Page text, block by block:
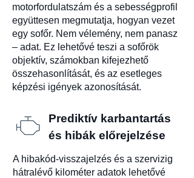
motorfordulatszám és a sebességprofil
együttesen megmutatja, hogyan vezet
egy sofőr. Nem vélemény, nem panasz
– adat. Ez lehetővé teszi a sofőrök
objektív, számokban kifejezhető
összehasonlítását, és az esetleges
képzési igények azonosítását.
Prediktív karbantartás
és hibák előrejelzése
A hibakód-visszajelzés és a szervizig
hátralévő kilométer adatok lehetővé